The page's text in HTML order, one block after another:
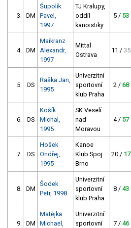
3. DM
Šupolík
Pavel,
1997
TJ Kralupy,
oddíl
kanoistiky
5 / 53
4. DM
Maikranz
Alexandr,
1997
Mittal
Ostrava
11 / 35
5. DS
Raška Jan,
1995
Univerzitní
sportovní
klub Praha
2 / 68
6. DS
Košík
Michal,
1995
SK Veselí
nad
Moravou
4 / 57
7. DS
Hošek
Ondřej,
1995
Kanoe
Klub Spoj
Brno
20 / 17
8. DM
Šodek
Petr, 1998
Univerzitní
sportovní
klub Praha
8 / 43
9. DM
Matějka
Michael,
Univerzitní
sportovní
7 / 46